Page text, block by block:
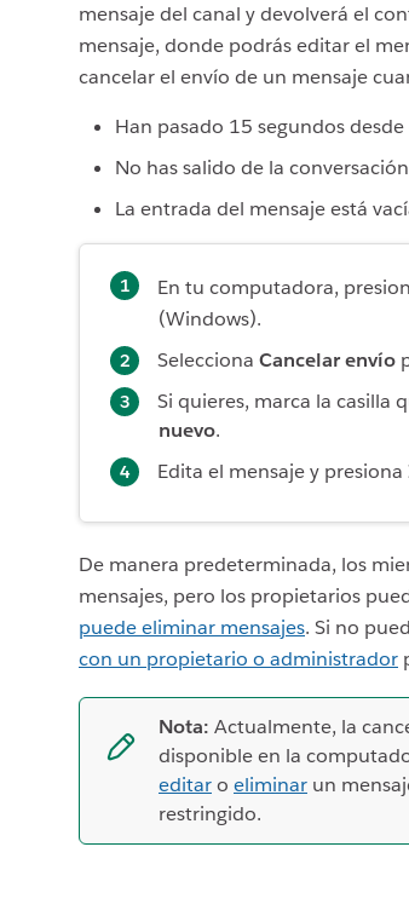
mensaje del canal y devolverá el
mensaje, donde podrás editar el
cancelar el envío de un mensaje
Han pasado 15 segundos
No has salido de la
La entrada del mensaje está
En tu computadora,
(Windows).
Selecciona Cancelar envío
Si quieres, marca la casilla
nuevo.
Edita el mensaje y presiona
De manera predeterminada, los
mensajes, pero los propietarios
puede eliminar mensajes. Si no
con un propietario o administrador
Nota: Actualmente, la
disponible en la
editaro eliminar un
restringido.